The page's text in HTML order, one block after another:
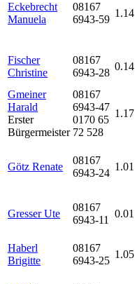
Eckebrecht
Manuela
08167
6943-59
1.14
Fischer
Christine
08167
6943-28
0.14
Gmeiner
Harald
Erster
Bürgermeister
08167
6943-47
0170 65
72 528
1.17
Götz Renate
08167
6943-24
1.01
Gresser Ute
08167
6943-11
0.01
Haberl
Brigitte
08167
6943-25
1.05